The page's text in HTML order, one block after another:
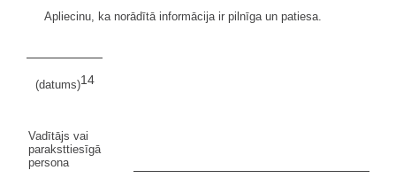
Apliecinu, ka norādītā informācija ir pilnīga un patiesa.
(datums)14
Vadītājs vai
paraksttiesīgā
persona